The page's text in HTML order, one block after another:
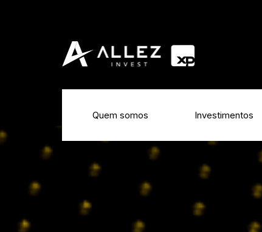
Quem somos Investimentos